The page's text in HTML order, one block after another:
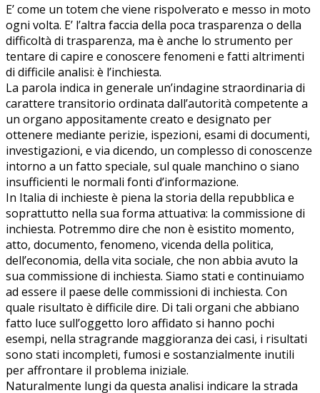
E’ come un totem che viene rispolverato e messo in moto
ogni volta. E’ l’altra faccia della poca trasparenza o della
difficoltà di trasparenza, ma è anche lo strumento per
tentare di capire e conoscere fenomeni e fatti altrimenti
di difficile analisi: è l’inchiesta.
La parola indica in generale un’indagine straordinaria di
carattere transitorio ordinata dall’autorità competente a
un organo appositamente creato e designato per
ottenere mediante perizie, ispezioni, esami di documenti,
investigazioni, e via dicendo, un complesso di conoscenze
intorno a un fatto speciale, sul quale manchino o siano
insufficienti le normali fonti d’informazione.
In Italia di inchieste è piena la storia della repubblica e
soprattutto nella sua forma attuativa: la commissione di
inchiesta. Potremmo dire che non è esistito momento,
atto, documento, fenomeno, vicenda della politica,
dell’economia, della vita sociale, che non abbia avuto la
sua commissione di inchiesta. Siamo stati e continuiamo
ad essere il paese delle commissioni di inchiesta. Con
quale risultato è difficile dire. Di tali organi che abbiano
fatto luce sull’oggetto loro affidato si hanno pochi
esempi, nella stragrande maggioranza dei casi, i risultati
sono stati incompleti, fumosi e sostanzialmente inutili
per affrontare il problema iniziale.
Naturalmente lungi da questa analisi indicare la strada